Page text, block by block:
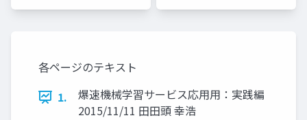
各ページのテキスト
1.
爆速機械学習サービス応⽤用：実践編
2015/11/11 ⽥田頭 幸浩